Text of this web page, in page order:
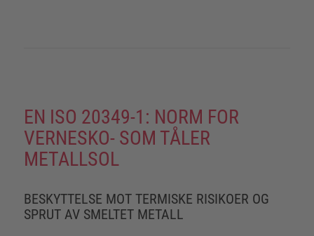
EN ISO 20349-1: NORM FOR
VERNESKO- SOM TÅLER
METALLSOL
BESKYTTELSE MOT TERMISKE RISIKOER OG
SPRUT AV SMELTET METALL